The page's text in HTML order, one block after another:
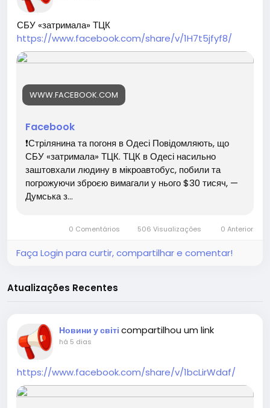
СБУ «затримала» ТЦК
https://www.facebook.com/share/v/1H7t5jfyf8/
WWW.FACEBOOK.COM
Facebook
❗️Стрілянина та погоня в Одесі Повідомляють, що
СБУ «затримала» ТЦК. ТЦК в Одесі насильно
заштовхали людину в мікроавтобус, побили та
погрожуючи зброєю вимагали у нього $30 тисяч, —
Думська з...
0 Comentários 506 Visualizações 0 Anterior
Faça Login para curtir, compartilhar e comentar!
Atualizações Recentes
Новини у світі compartilhou um link
há 5 dias
https://www.facebook.com/share/v/1bcLirWdaf/